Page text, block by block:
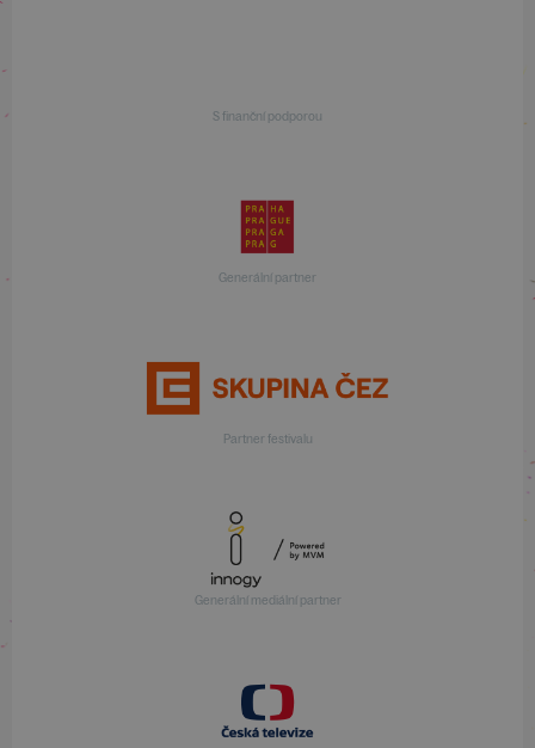
S finanční podporou
Generální partner
Partner festivalu
Generální mediální partner